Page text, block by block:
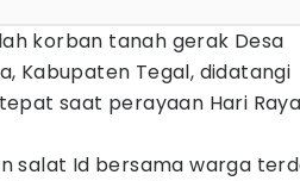
korban tanah gerak Desa
Kabupaten Tegal, didatangi
tepat saat perayaan Hari
salat Id bersama warga